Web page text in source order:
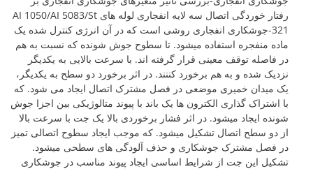
رفتار خوردگی اتصال سه لایه انفجاری لوله های AI 1050/AI 5083/St
321-جوشکاری انفجاری روشی است که در آن انرژی کنترل شده یک
ماده منفجره استفاده میشود. تا سطوح جوش شونده که نسبت به هم
در فاصله توقف معینی قرار گرفته اند. با سرعت بالایی به یکدیگر
نزدیک شده و به هم برخورد کننند. در اثر برخورد دو سطح به یکدیگر،
یک میدان خمیری موضعی در فصل مشترک اتصال ایجاد می شود. که
با اشتراک گذاری الکترون ها یک باند با پیوند متالوژیکی بین اجزا جوش
شونده ایجاد میشود. در اثر فشار برخوردی بالا یک جت با سرعت بالا
از دو سطح اتصال تشکیل میشود. که موجب ایجاد سطوح اتصالی تمیز
در فصل مشترک جوشکاری و حذف آلودگی های سطحی میشود.
تشکیل این جت از شرایط اساسی ایجاد پیوند مناسب در جوشکاری